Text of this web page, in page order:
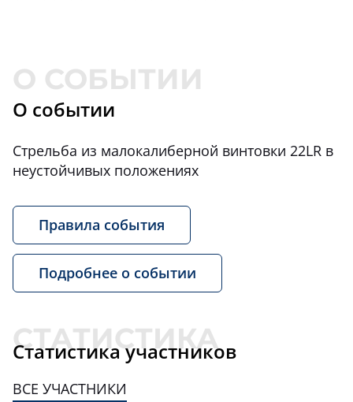
О событии
Стрельба из малокалиберной винтовки 22LR в
неустойчивых положениях
Правила события
Подробнее о событии
Статистика участников
ВСЕ УЧАСТНИКИ